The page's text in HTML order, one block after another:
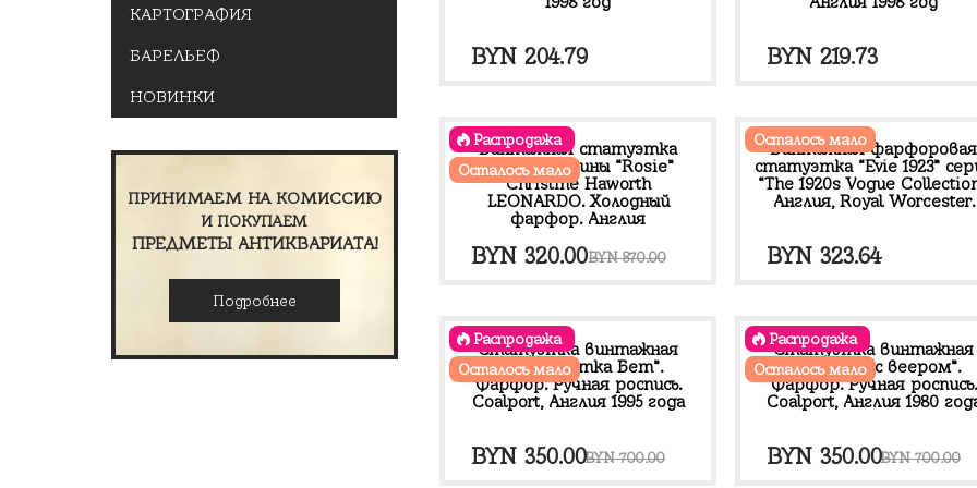
КАРТОГРАФИЯ
БАРЕЛЬЕФ
НОВИНКИ
ПРИНИМАЕМ НА КОМИССИЮ
И ПОКУПАЕМ
ПРЕДМЕТЫ АНТИКВАРИАТА!
Подробнее
BYN204.79 BYN 219.73
Распродажа
Осталось мало
Винтажная статуэтка
юной балерины “Rosie”
Christine Haworth
LEONARDO. Холодный
фарфор. Англия
BYN870.00
Первоначальная
составляла
BYN 870.00.
BYN320.00Текущая
Осталось мало
Винтажная фарфоровая
статуэтка “Evie 1923”
“The 1920s Vogue
Англия, Royal Worcester.
BYN 323.64
Распродажа
Осталось мало
Статуэтка винтажная
“Дебютантка Бет”.
Фарфор. Ручная роспись.
Coalport, Англия 1995 года
BYN700.00
Первоначальная
BYN350.00Текущая
Распродажа
Осталось мало
Статуэтка винтажная
“Девушка с веером”.
Фарфор. Ручная роспись.
Coalport, Англия 1980
BYN700.00
Первоначальная
BYN 350.00Текущая